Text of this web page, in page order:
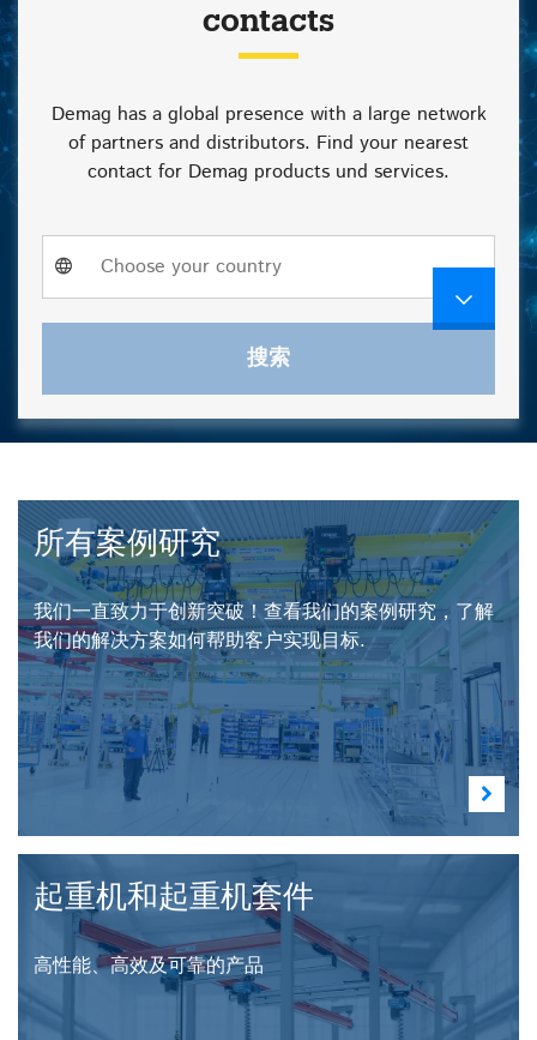
contacts
Demag has a global presence with a large network
of partners and distributors. Find your nearest
contact for Demag products und services.
Choose your country
所有案例研究
我们一直致力于创新突破！查看我们的案例研究，了解
我们的解决方案如何帮助客户实现目标.
起重机和起重机套件
高性能、高效及可靠的产品